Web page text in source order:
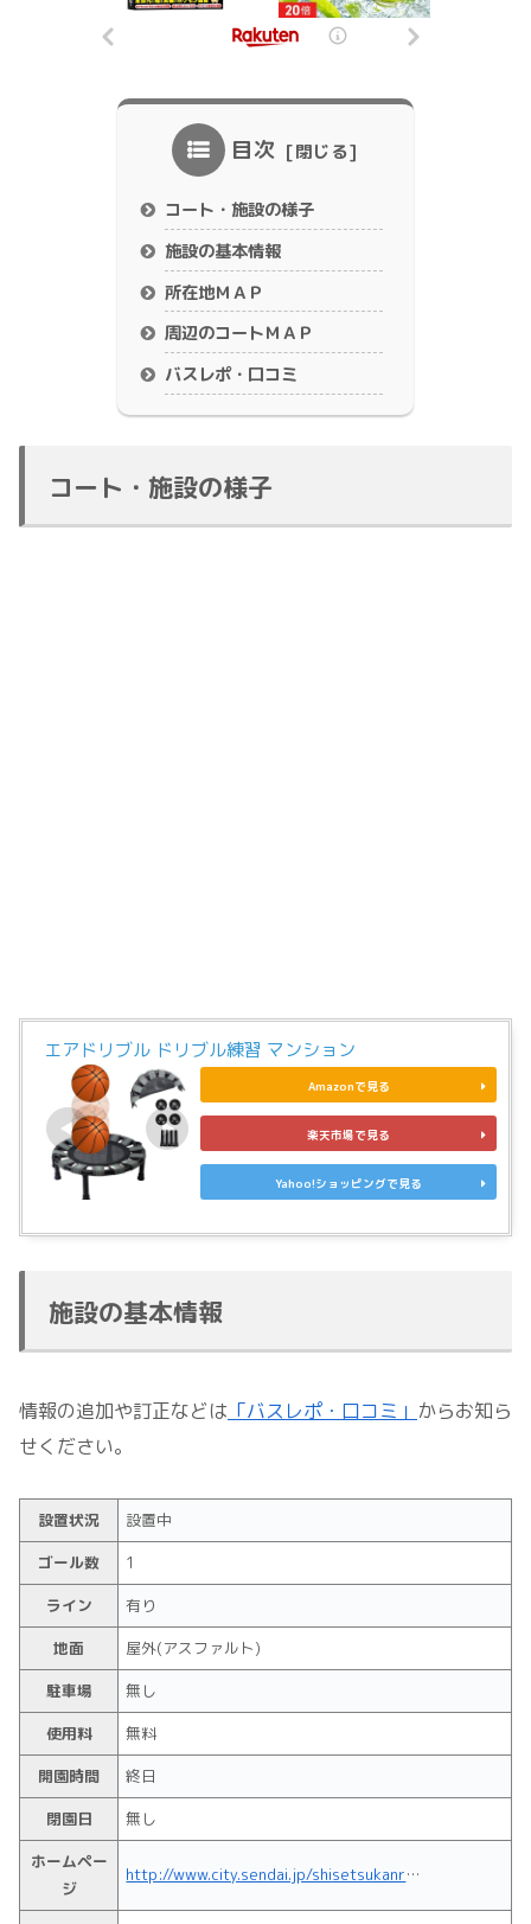
目次
コート・施設の様子
施設の基本情報
所在地ＭＡＰ
周辺のコートＭＡＰ
バスレポ・口コミ
コート・施設の様子
エアドリブル ドリブル練習 マンション
Amazonで見る
楽天市場で見る
Yahoo!ショッピングで見る
施設の基本情報
情報の追加や訂正などは 「バスレポ・口コミ」 からお知ら
せください。
設置状況
設置中
ゴール数
1
ライン
有り
地面
屋外(アスファルト)
駐車場
無し
使用料
無料
開園時間
終日
閉園日
無し
ホームペー
ジ
http://www.city.sendai.jp/shisetsukanri/kurashi/shizen/midori/koen/shokai/ichiran/